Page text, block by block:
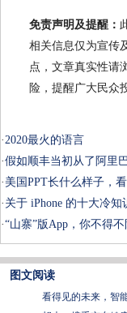
免责声明及提醒：
相关信息仅为宣传
点，文章真实性请
险，提醒广大民众
·2020最火的语言
·假如顺丰当初从了阿里
· 美国PPT长什么样子，
· 关于 iPhone 的十大冷
·“山寨”版App，你不得不
图文阅读
看得见的未来，智